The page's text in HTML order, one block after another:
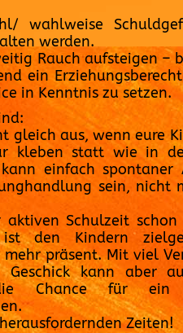
wahlweise
werden.
Rauch aufsteigen –
ein
in Kenntnis zu setzen.
gleich aus, wenn eure
kleben statt wie in
einfach spontaner
sein, nicht
aktiven Schulzeit
den Kindern
präsent. Mit viel
Geschick kann aber
Chance für ein
Zeiten!